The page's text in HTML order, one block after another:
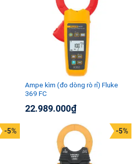
Ampe kìm (đo dòng rò rỉ) Fluke
369 FC
22.989.000₫
-5% -5%